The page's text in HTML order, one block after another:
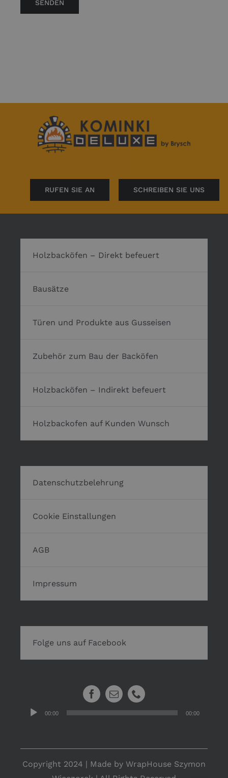
RUFEN SIE AN SCHREIBEN SIE UNS
Holzbacköfen – Direkt befeuert
Bausätze
Türen und Produkte aus Gusseisen
Zubehör zum Bau der Backöfen
Holzbacköfen – Indirekt befeuert
Holzbackofen auf Kunden Wunsch
Datenschutzbelehrung
Cookie Einstallungen
AGB
Impressum
Folge uns auf Facebook
Audio-00:00 00:00
Copyright 2024 | Made by WrapHouse Szymon